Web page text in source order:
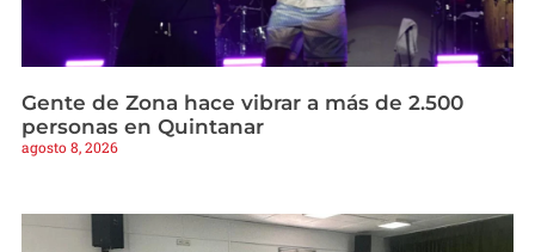
Gente de Zona hace vibrar a más de 2.500
personas en Quintanar
agosto 8, 2026